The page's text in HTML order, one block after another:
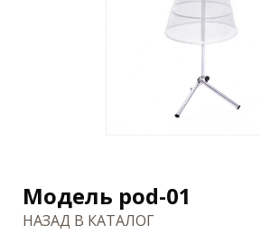
Модель pod-01
НАЗАД В КАТАЛОГ